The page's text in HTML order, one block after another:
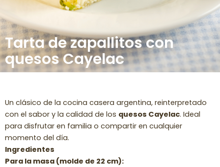
Tarta de zapallitos con
quesos Cayelac
Un clásico de la cocina casera argentina, reinterpretado
con el sabor y la calidad de los quesos Cayelac. Ideal
para disfrutar en familia o compartir en cualquier
momento del día.
Ingredientes
Para la masa (molde de 22 cm):